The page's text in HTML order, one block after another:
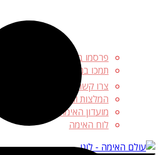
פרסמו באתר
תמכו בנו ❤️
צרו קשר
המלצות והטבות
מועדון האימה
לוח האימה